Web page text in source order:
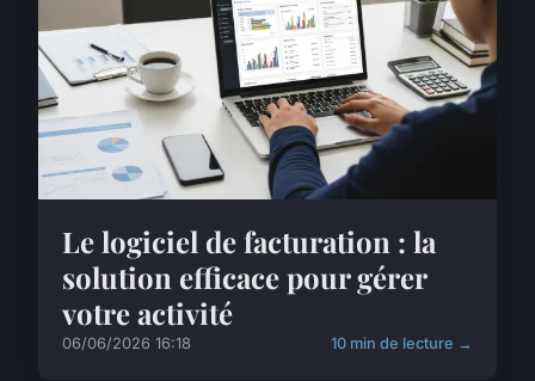
Le logiciel de facturation : la
solution efficace pour gérer
votre activité
06/06/2026 16:18 10 min de lecture →